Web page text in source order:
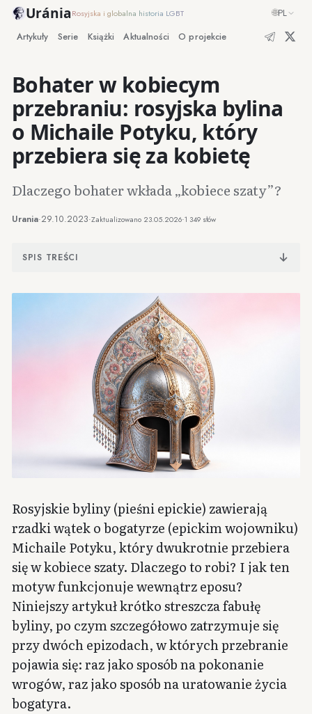
UrániaRosyjska i globalna historia LGBT 🌐PL
Artykuły Serie Książki Aktualności O projekcie
Bohater w kobiecym
przebraniu: rosyjska bylina
o Michaile Potyku, który
przebiera się za kobietę
Dlaczego bohater wkłada „kobiece szaty”?
Urania·29.10.2023·Zaktualizowano 23.05.2026·1 349 słów
SPIS TREŚCI
Rosyjskie byliny (pieśni epickie) zawierają
rzadki wątek o bogatyrze (epickim wojowniku)
Michaile Potyku, który dwukrotnie przebiera
się w kobiece szaty. Dlaczego to robi? I jak ten
motyw funkcjonuje wewnątrz eposu?
Niniejszy artykuł krótko streszcza fabułę
byliny, po czym szczegółowo zatrzymuje się
przy dwóch epizodach, w których przebranie
pojawia się: raz jako sposób na pokonanie
wrogów, raz jako sposób na uratowanie życia
bogatyra.